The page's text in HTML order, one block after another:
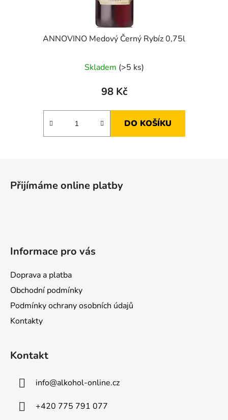
ANNOVINO Medový Černý Rybíz 0,75l
Skladem (>5 ks)
98 Kč
DO KOŠÍKU
Přijímáme online platby
Informace pro vás
Doprava a platba
Obchodní podmínky
Podmínky ochrany osobních údajů
Kontakty
Kontakt
info@alkohol-online.cz
+420 775 791 077